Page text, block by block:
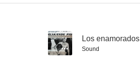
-- Los enamorados
Sound